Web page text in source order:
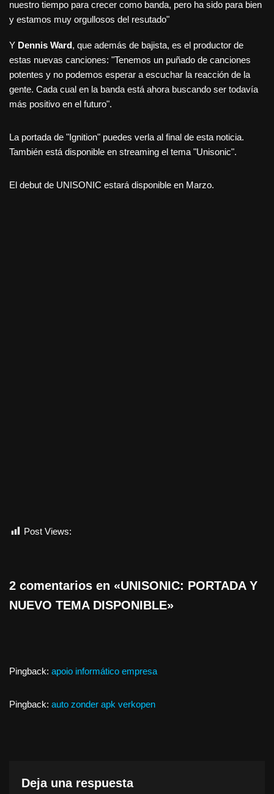
nuestro tiempo para crecer como banda, pero ha sido para bien
y estamos muy orgullosos del resutado"
Y Dennis Ward, que además de bajista, es el productor de
estas nuevas canciones: "Tenemos un puñado de canciones
potentes y no podemos esperar a escuchar la reacción de la
gente. Cada cual en la banda está ahora buscando ser todavía
más positivo en el futuro".
La portada de "Ignition" puedes verla al final de esta noticia.
También está disponible en streaming el tema "Unisonic".
El debut de UNISONIC estará disponible en Marzo.
Post Views:
2 comentarios en «UNISONIC: PORTADA Y
NUEVO TEMA DISPONIBLE»
Pingback: apoio informático empresa
Pingback: auto zonder apk verkopen
Deja una respuesta